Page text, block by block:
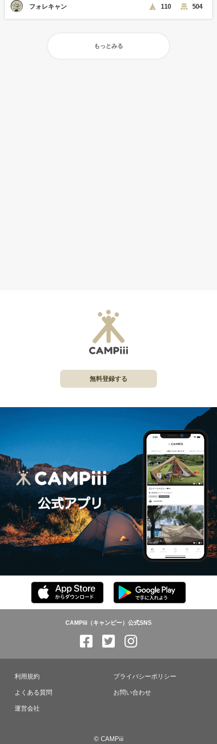
フォレキャン 110 504
もっとみる
無料登録する
CAMPiii（キャンピー）公式SNS
利用規約 プライバシーポリシー
よくある質問 お問い合わせ
運営会社
© CAMPiii